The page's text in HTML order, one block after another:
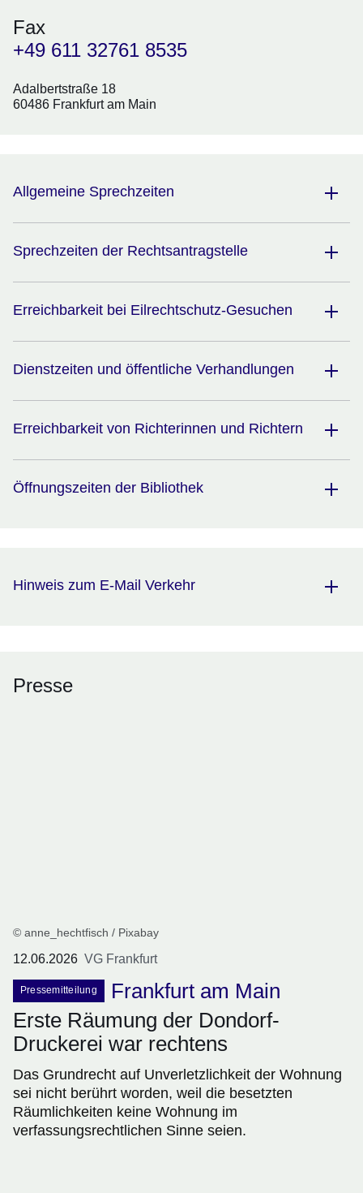
Fax
+49 611 32761 8535
Adalbertstraße 18
60486 Frankfurt am Main
Allgemeine Sprechzeiten
Sprechzeiten der Rechtsantragstelle
Erreichbarkeit bei Eilrechtschutz-Gesuchen
Dienstzeiten und öffentliche Verhandlungen
Erreichbarkeit von Richterinnen und Richtern
Öffnungszeiten der Bibliothek
Hinweis zum E-Mail Verkehr
Presse
© anne_hechtfisch / Pixabay
12.06.2026 VG Frankfurt
Pressemitteilung
Frankfurt am Main
Erste Räumung der Dondorf-
Druckerei war rechtens
Das Grundrecht auf Unverletzlichkeit der Wohnung
sei nicht berührt worden, weil die besetzten
Räumlichkeiten keine Wohnung im
verfassungsrechtlichen Sinne seien.